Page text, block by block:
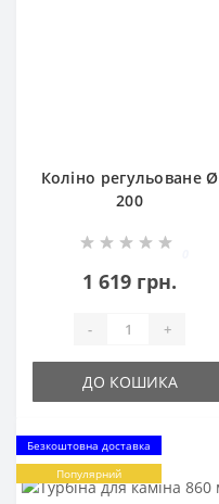
Коліно регульоване Ø
200
1 619 грн.
- +
ДО КОШИКА
Безкоштовна доставка
Популярний